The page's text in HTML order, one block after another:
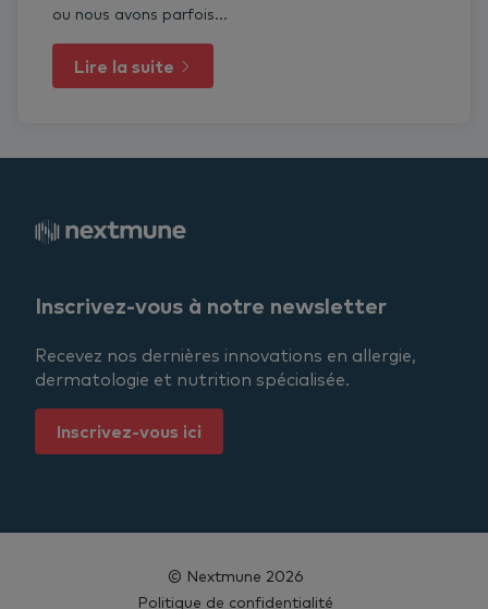
ou nous avons parfois...
Lire la suite
Inscrivez-vous à notre newsletter
Recevez nos dernières innovations en allergie,
dermatologie et nutrition spécialisée.
Inscrivez-vous ici
© Nextmune 2026
Politique de confidentialité